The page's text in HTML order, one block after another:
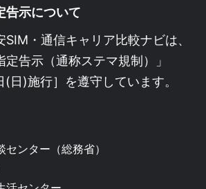
告示について
・通信キャリア比較ナビは、
定告示（通称ステマ規制）」
(日)施行］を遵守しています。
ンター（総務省）